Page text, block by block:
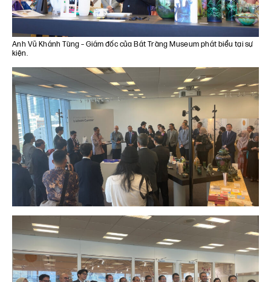
Anh Vũ Khánh Tùng – Giám đốc của Bát Tràng Museum phát biểu tại sự
kiện.